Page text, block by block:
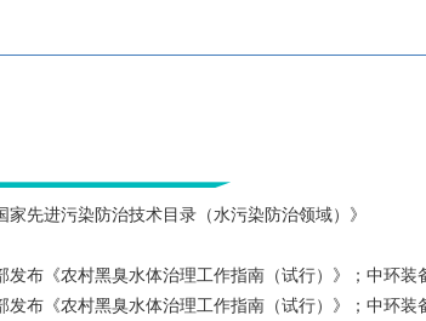
先进污染防治技术目录（水污染防治领域）》
发布《农村黑臭水体治理工作指南（试行）》；中环
发布《农村黑臭水体治理工作指南（试行）》；中环